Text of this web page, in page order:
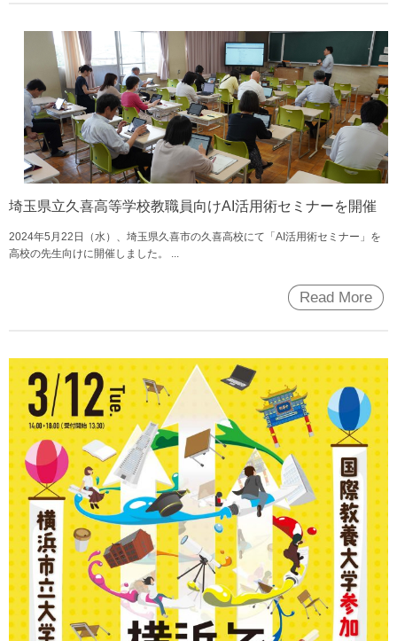
埼玉県立久喜高等学校教職員向けAI活用術セミナーを開催
2024年5月22日（水）、埼玉県久喜市の久喜高校にて「AI活用術セミナー」を
高校の先生向けに開催しました。 ...
Read More